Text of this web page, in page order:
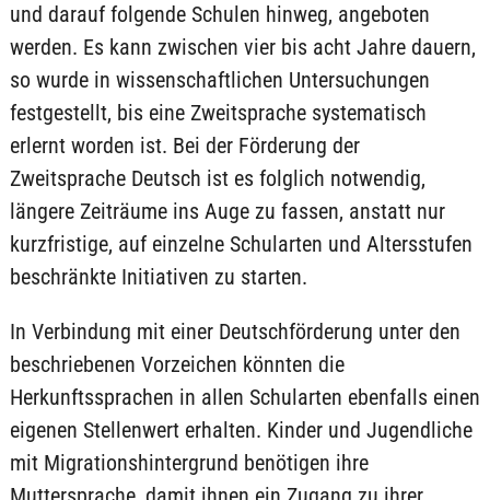
und darauf folgende Schulen hinweg, angeboten
werden. Es kann zwischen vier bis acht Jahre dauern,
so wurde in wissenschaftlichen Untersuchungen
festgestellt, bis eine Zweitsprache systematisch
erlernt worden ist. Bei der Förderung der
Zweitsprache Deutsch ist es folglich notwendig,
längere Zeiträume ins Auge zu fassen, anstatt nur
kurzfristige, auf einzelne Schularten und Altersstufen
beschränkte Initiativen zu starten.
In Verbindung mit einer Deutschförderung unter den
beschriebenen Vorzeichen könnten die
Herkunftssprachen in allen Schularten ebenfalls einen
eigenen Stellenwert erhalten. Kinder und Jugendliche
mit Migrationshintergrund benötigen ihre